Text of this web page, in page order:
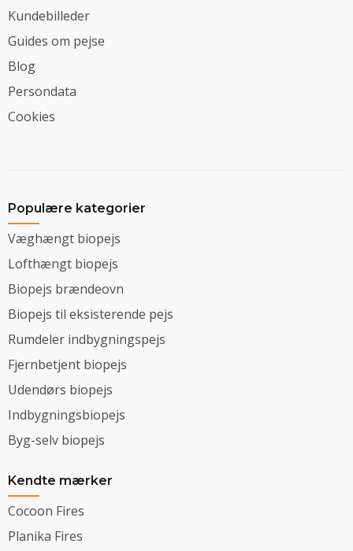
Kundebilleder
Guides om pejse
Blog
Persondata
Cookies
Populære kategorier
Væghængt biopejs
Lofthængt biopejs
Biopejs brændeovn
Biopejs til eksisterende pejs
Rumdeler indbygningspejs
Fjernbetjent biopejs
Udendørs biopejs
Indbygningsbiopejs
Byg-selv biopejs
Kendte mærker
Cocoon Fires
Planika Fires